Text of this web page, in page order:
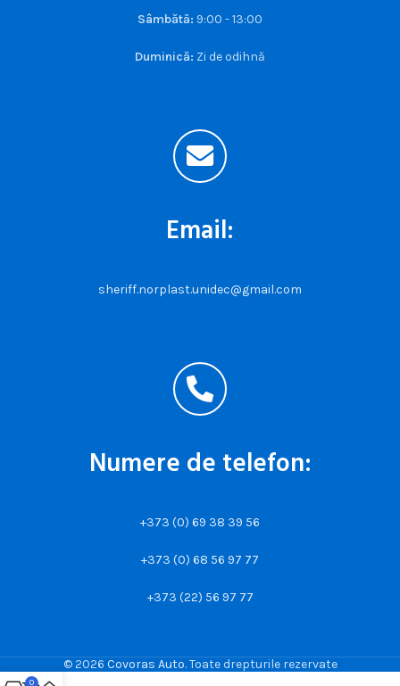
Sâmbătă: 9:00 - 13:00
Duminică: Zi de odihnă
Email:
sheriff.norplast.unidec@gmail.com
Numere de telefon:
+373 (0) 69 38 39 56
+373 (0) 68 56 97 77
+373 (22) 56 97 77
© 2026 Covoras Auto. Toate drepturile rezervate
0